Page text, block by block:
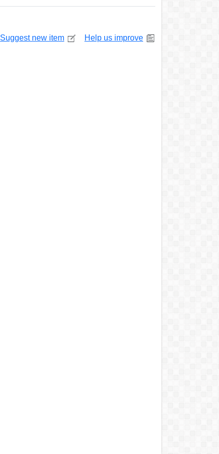
Help us improve
Suggest new item